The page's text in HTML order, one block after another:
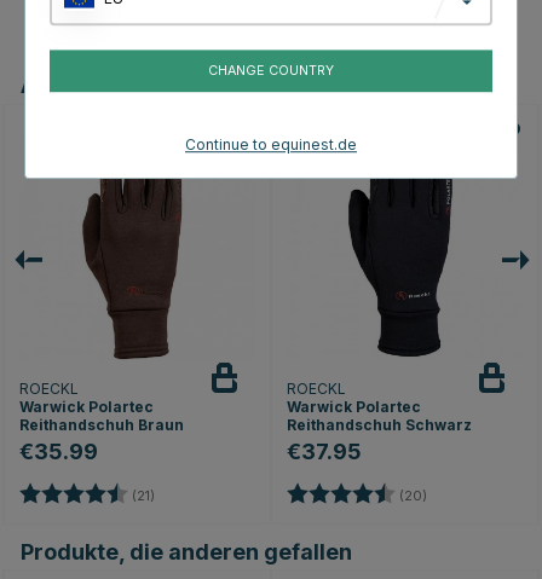
Andere Produkte, die Ihnen gefallen könnten
ROECKL
Warwick Polartec
Reithandschuh Braun
€35.99
Bewertung: (21)
ROECKL
Warwick Polartec
Reithandschuh Schwarz
€37.95
Bewertung: (20)
Produkte, die anderen gefallen
CHANGE COUNTRY
Continue to equinest.de